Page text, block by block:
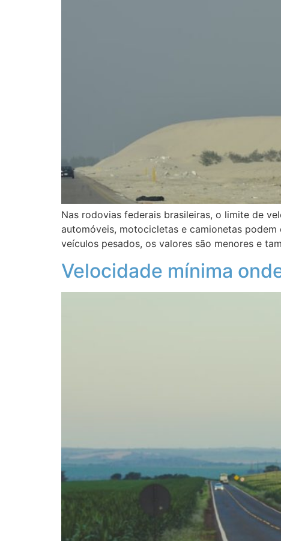
Nas rodovias federais brasileiras, o limite de
automóveis, motocicletas e camionetas podem
veículos pesados, os valores são menores e
Velocidade mínima